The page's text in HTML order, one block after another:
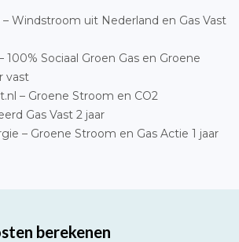
Windstroom uit Nederland en Gas Vast
100% Sociaal Groen Gas en Groene
vast
– Groene Stroom en CO2
Gas Vast 2 jaar
– Groene Stroom en Gas Actie 1 jaar
berekenen